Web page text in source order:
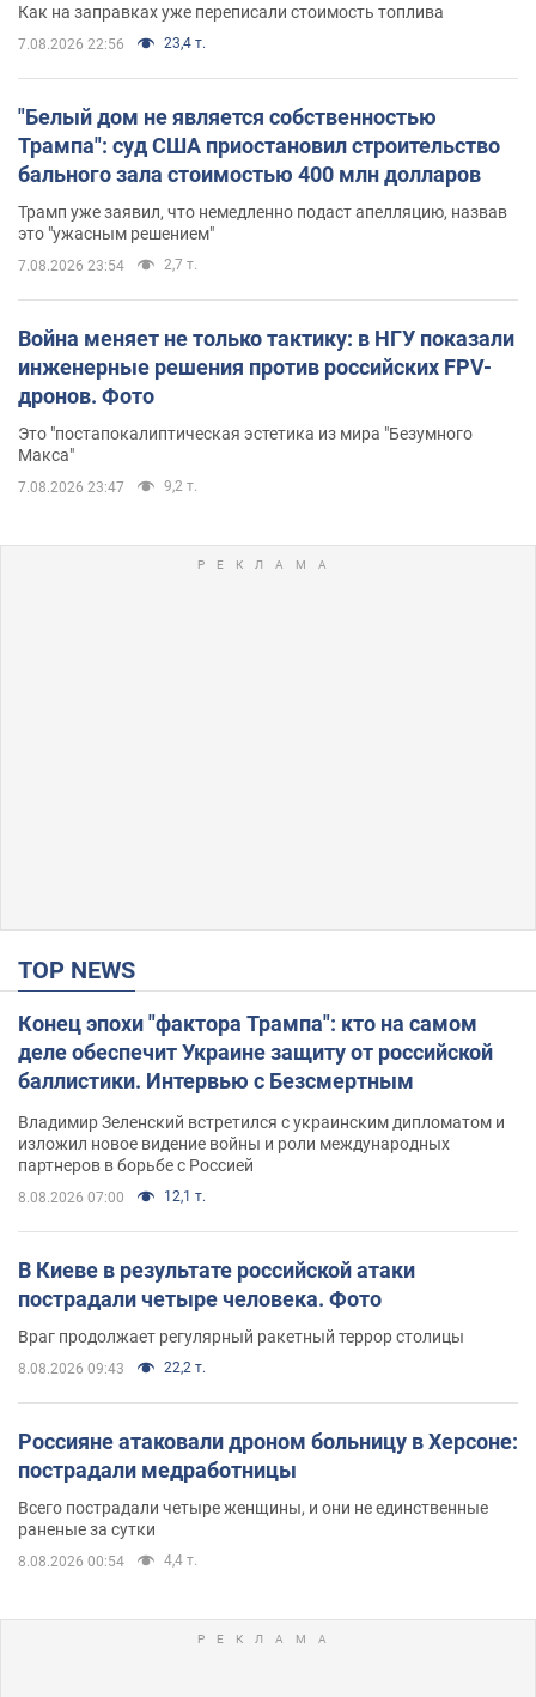
Как на заправках уже переписали стоимость топлива
7.08.2026 22:56 23,4 т.
"Белый дом не является собственностью
Трампа": суд США приостановил строительство
бального зала стоимостью 400 млн долларов
Трамп уже заявил, что немедленно подаст апелляцию, назвав
это "ужасным решением"
7.08.2026 23:54 2,7 т.
Война меняет не только тактику: в НГУ показали
инженерные решения против российских FPV-
дронов. Фото
Это "постапокалиптическая эстетика из мира "Безумного
Макса"
7.08.2026 23:47 9,2 т.
TOP NEWS
Конец эпохи "фактора Трампа": кто на самом
деле обеспечит Украине защиту от российской
баллистики. Интервью с Безсмертным
Владимир Зеленский встретился с украинским дипломатом и
изложил новое видение войны и роли международных
партнеров в борьбе с Россией
8.08.2026 07:00 12,1 т.
В Киеве в результате российской атаки
пострадали четыре человека. Фото
Враг продолжает регулярный ракетный террор столицы
8.08.2026 09:43 22,2 т.
Россияне атаковали дроном больницу в Херсоне:
пострадали медработницы
Всего пострадали четыре женщины, и они не единственные
раненые за сутки
8.08.2026 00:54 4,4 т.